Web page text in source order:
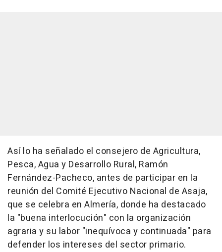
Así lo ha señalado el consejero de Agricultura,
Pesca, Agua y Desarrollo Rural, Ramón
Fernández-Pacheco, antes de participar en la
reunión del Comité Ejecutivo Nacional de Asaja,
que se celebra en Almería, donde ha destacado
la "buena interlocución" con la organización
agraria y su labor "inequívoca y continuada" para
defender los intereses del sector primario.